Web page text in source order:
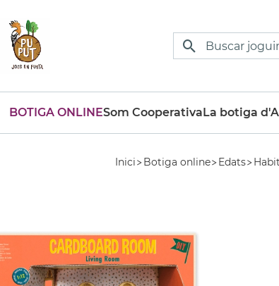
BOTIGA ONLINESom CooperativaLa botiga
Inici Botiga online Edats